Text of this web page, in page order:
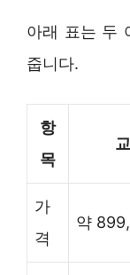
아래 표는 두
줍니다.
항
목
가
격
약